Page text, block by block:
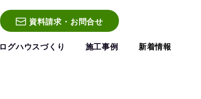
資料請求・お問合せ
ログハウスづくり 施工事例 新着情報